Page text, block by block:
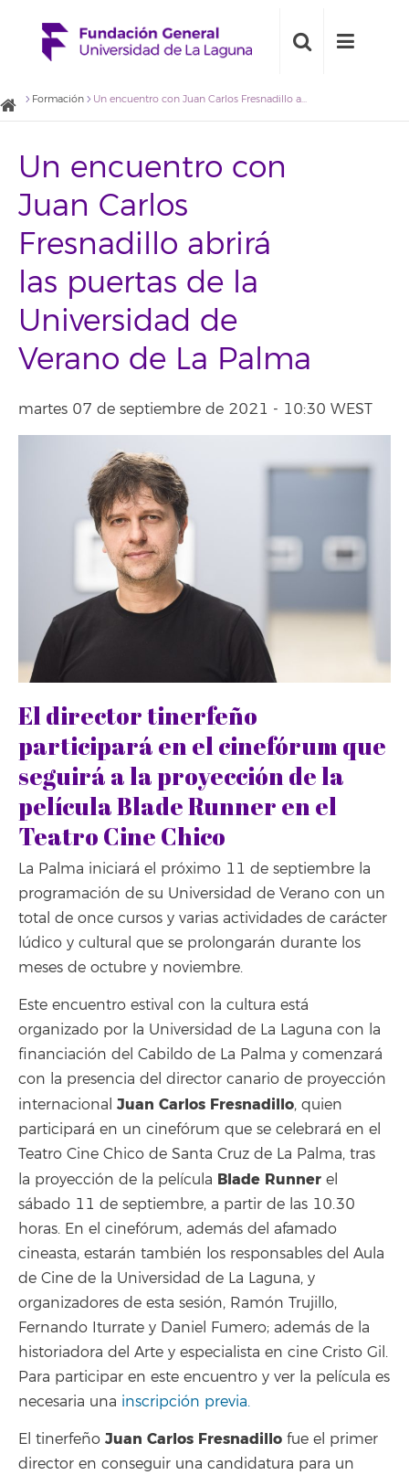
Formación Un encuentro con Juan Carlos Fresnadillo abrirá las puertas de la Universidad de Verano de La Palma
Un encuentro con
Juan Carlos
Fresnadillo abrirá
las puertas de la
Universidad de
Verano de La Palma
martes 07 de septiembre de 2021 - 10:30 WEST
El director tinerfeño
participará en el cinefórum que
seguirá a la proyección de la
película Blade Runner en el
Teatro Cine Chico
La Palma iniciará el próximo 11 de septiembre la
programación de su Universidad de Verano con un
total de once cursos y varias actividades de carácter
lúdico y cultural que se prolongarán durante los
meses de octubre y noviembre.
Este encuentro estival con la cultura está
organizado por la Universidad de La Laguna con la
financiación del Cabildo de La Palma y comenzará
con la presencia del director canario de proyección
internacional Juan Carlos Fresnadillo, quien
participará en un cinefórum que se celebrará en el
Teatro Cine Chico de Santa Cruz de La Palma, tras
la proyección de la película Blade Runner el
sábado 11 de septiembre, a partir de las 10.30
horas. En el cinefórum, además del afamado
cineasta, estarán también los responsables del Aula
de Cine de la Universidad de La Laguna, y
organizadores de esta sesión, Ramón Trujillo,
Fernando Iturrate y Daniel Fumero; además de la
historiadora del Arte y especialista en cine Cristo Gil.
Para participar en este encuentro y ver la película es
necesaria una inscripción previa.
El tinerfeño Juan Carlos Fresnadillo fue el primer
director en conseguir una candidatura para un